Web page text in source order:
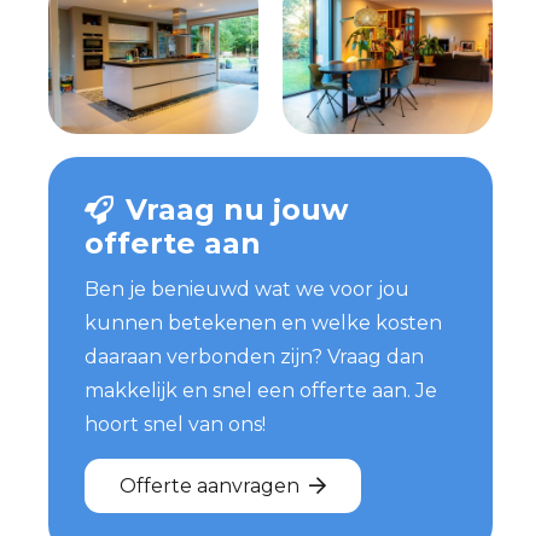
Vraag nu jouw
offerte aan
Ben je benieuwd wat we voor jou
kunnen betekenen en welke kosten
daaraan verbonden zijn? Vraag dan
makkelijk en snel een offerte aan. Je
hoort snel van ons!
Offerte aanvragen